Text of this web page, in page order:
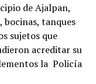
de Ajalpan,
bocinas, tanques
sujetos que
acreditar su
la Policía